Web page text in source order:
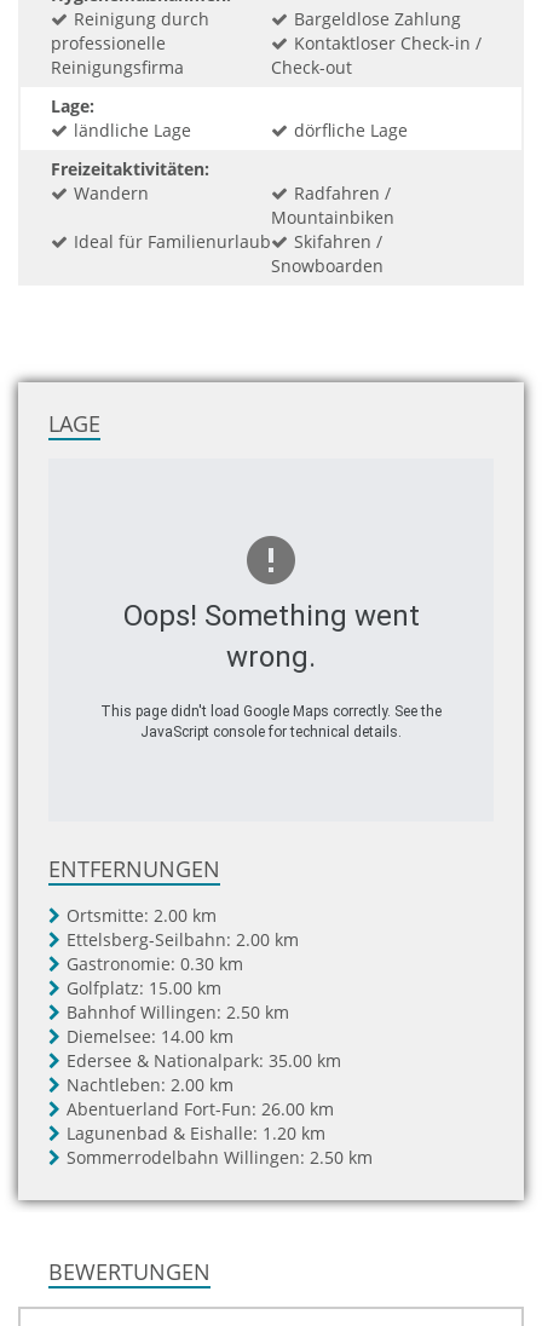
Reinigung durch
professionelle
Reinigungsfirma
Bargeldlose Zahlung
Kontaktloser Check-in /
Check-out
Lage:
ländliche Lage
dörfliche Lage
Freizeitaktivitäten:
Wandern
Radfahren /
Mountainbiken
Ideal für Familienurlaub
Skifahren /
Snowboarden
LAGE
Oops! Something went
wrong.
This page didn't load Google Maps correctly. See the
JavaScript console for technical details.
ENTFERNUNGEN
Ortsmitte: 2.00 km
Ettelsberg-Seilbahn: 2.00 km
Gastronomie: 0.30 km
Golfplatz: 15.00 km
Bahnhof Willingen: 2.50 km
Diemelsee: 14.00 km
Edersee & Nationalpark: 35.00 km
Nachtleben: 2.00 km
Abentuerland Fort-Fun: 26.00 km
Lagunenbad & Eishalle: 1.20 km
Sommerrodelbahn Willingen: 2.50 km
BEWERTUNGEN